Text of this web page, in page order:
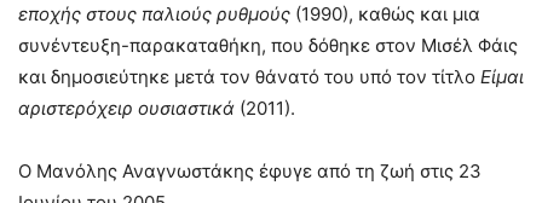
εποχής στους παλιούς ρυθμούς (1990), καθώς και μια
συνέντευξη-παρακαταθήκη, που δόθηκε στον Μισέλ Φάις
και δημοσιεύτηκε μετά τον θάνατό του υπό τον τίτλο Είμαι
αριστερόχειρ ουσιαστικά (2011).
Ο Μανόλης Αναγνωστάκης έφυγε από τη ζωή στις 23